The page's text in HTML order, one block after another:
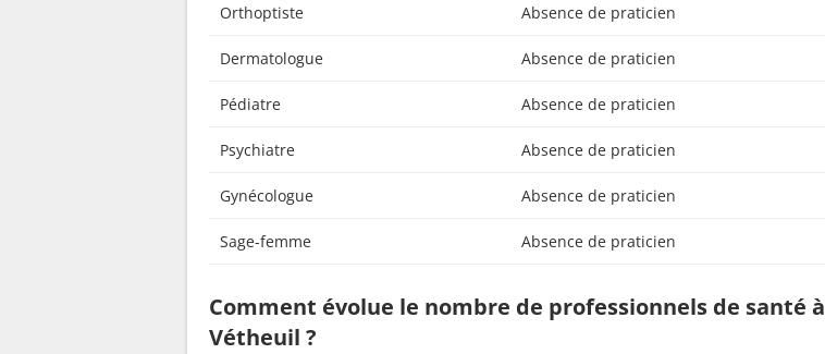
Orthoptiste Absence de praticien
Dermatologue Absence de praticien
Pédiatre Absence de praticien
Psychiatre Absence de praticien
Gynécologue Absence de praticien
Sage-femme Absence de praticien
Comment évolue le nombre de professionnels de santé à
Vétheuil ?